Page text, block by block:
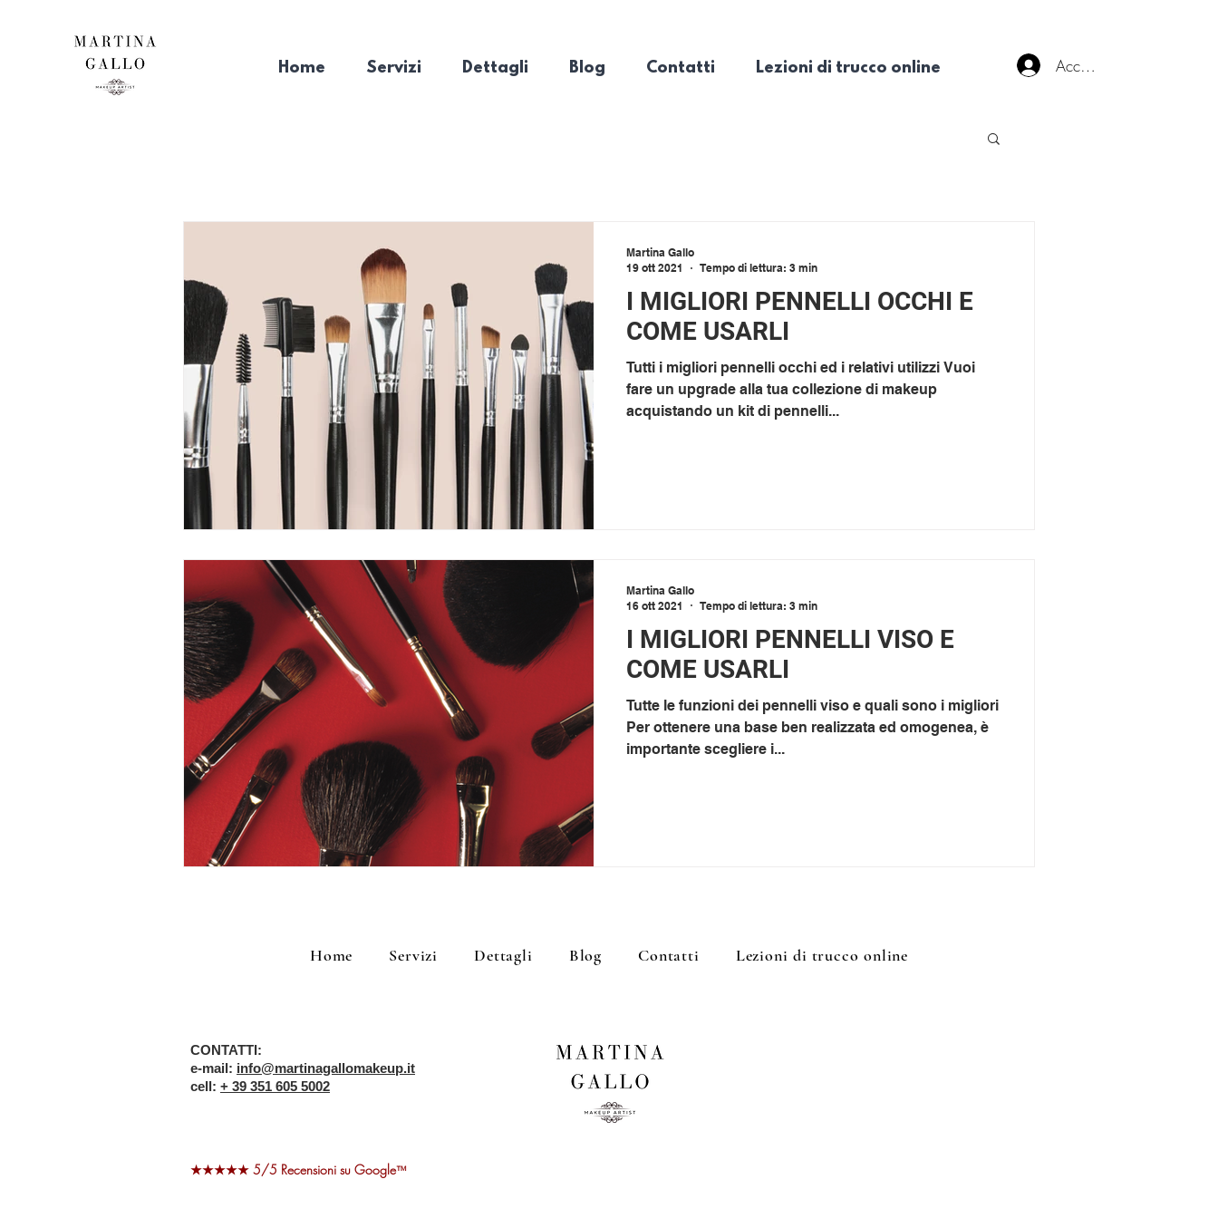
Home Servizi Dettagli Blog Contatti Lezioni di trucco online Accedi
I MIGLIORI PENNELLI OCCHI E
COME USARLI
Tutti i migliori pennelli occhi ed i relativi utilizzi Vuoi
fare un upgrade alla tua collezione di makeup
acquistando un kit di pennelli...
Martina Gallo
19 ott 2021
Tempo di lettura: 3 min
I MIGLIORI PENNELLI VISO E
COME USARLI
Tutte le funzioni dei pennelli viso e quali sono i migliori
Per ottenere una base ben realizzata ed omogenea, è
importante scegliere i...
Martina Gallo
16 ott 2021
Tempo di lettura: 3 min
Home Servizi Dettagli Blog Contatti Lezioni di trucco online
CONTATTI:
e-mail: info@martinagallomakeup.it
cell: + 39 351 605 5002
★★★★★ 5/5 Recensioni su Google™